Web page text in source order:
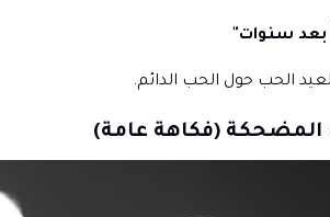
الحب حول الحب الدائم.
المضحكة (فكاهة عامة)